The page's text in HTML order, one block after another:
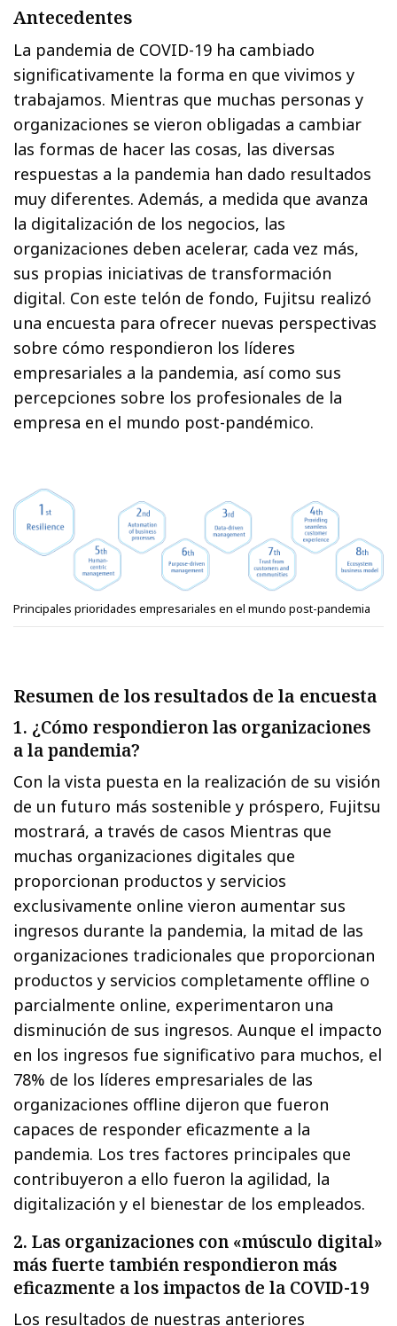
Antecedentes
La pandemia de COVID-19 ha cambiado
significativamente la forma en que vivimos y
trabajamos. Mientras que muchas personas y
organizaciones se vieron obligadas a cambiar
las formas de hacer las cosas, las diversas
respuestas a la pandemia han dado resultados
muy diferentes. Además, a medida que avanza
la digitalización de los negocios, las
organizaciones deben acelerar, cada vez más,
sus propias iniciativas de transformación
digital. Con este telón de fondo, Fujitsu realizó
una encuesta para ofrecer nuevas perspectivas
sobre cómo respondieron los líderes
empresariales a la pandemia, así como sus
percepciones sobre los profesionales de la
empresa en el mundo post-pandémico.
‎Principales prioridades empresariales en el mundo post-pandemia‎
Resumen de los resultados de la encuesta
1. ¿Cómo respondieron las organizaciones
a la pandemia?
Con la vista puesta en la realización de su visión
de un futuro más sostenible y próspero, Fujitsu
mostrará, a través de casos Mientras que
muchas organizaciones digitales que
proporcionan productos y servicios
exclusivamente online vieron aumentar sus
ingresos durante la pandemia, la mitad de las
organizaciones tradicionales que proporcionan
productos y servicios completamente offline o
parcialmente online, experimentaron una
disminución de sus ingresos. Aunque el impacto
en los ingresos fue significativo para muchos, el
78% de los líderes empresariales de las
organizaciones offline dijeron que fueron
capaces de responder eficazmente a la
pandemia. Los tres factores principales que
contribuyeron a ello fueron la agilidad, la
digitalización y el bienestar de los empleados.
2. Las organizaciones con «músculo digital»
más fuerte también respondieron más
eficazmente a los impactos de la COVID-19
Los resultados de nuestras anteriores